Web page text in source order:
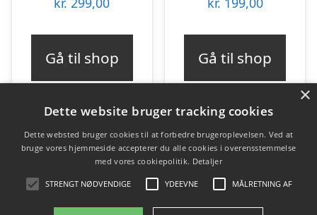
Gå til shop Gå til shop
Varekategorier
Produkter
×
Dette website bruger tracking cookies
Dette websted bruger cookies til at forbedre brugeroplevelsen. Ved at
bruge vores hjemmeside accepterer du alle cookies i overensstemmelse
med vores cookiepolitik. Detaljer
STRENGT NØDVENDIGE YDEEVNE MÅLRETNING AF